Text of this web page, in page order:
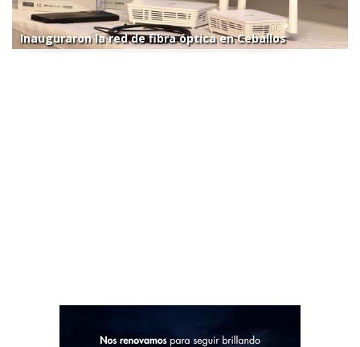
Inauguraron la red de fibra óptica en Ceballos